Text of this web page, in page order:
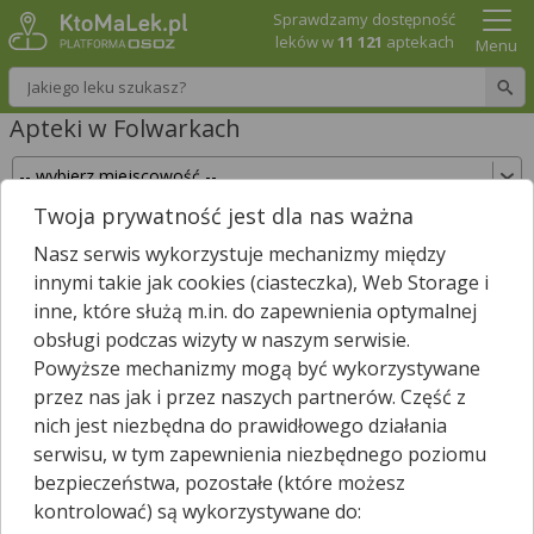
Wpisz nazwę leku
Sprawdzamy dostępność
leków w11 121 aptekach Menu
Apteki w Folwarkach
Sprawdź, które apteki w Folwarkach posiadają
Twój lek i zarezerwuj go już teraz!
Wpisz nazwę leku
W pobliżu Folwarków są 24
apteki.
Wybierz typ aptek
Twoja prywatność jest dla nas ważna
Nasz serwis wykorzystuje mechanizmy między
innymi takie jak cookies (ciasteczka), Web Storage i
inne, które służą m.in. do zapewnienia optymalnej
obsługi podczas wizyty w naszym serwisie.
Powyższe mechanizmy mogą być wykorzystywane
przez nas jak i przez naszych partnerów. Część z
nich jest niezbędna do prawidłowego działania
serwisu, w tym zapewnienia niezbędnego poziomu
bezpieczeństwa, pozostałe (które możesz
kontrolować) są wykorzystywane do: